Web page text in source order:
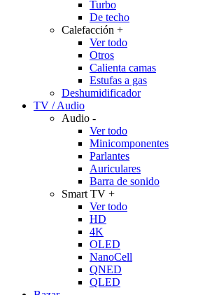
Turbo
De techo
Calefacción +
Ver todo
Otros
Calienta camas
Estufas a gas
Deshumidificador
TV / Audio
Audio -
Ver todo
Minicomponentes
Parlantes
Auriculares
Barra de sonido
Smart TV +
Ver todo
HD
4K
OLED
NanoCell
QNED
QLED